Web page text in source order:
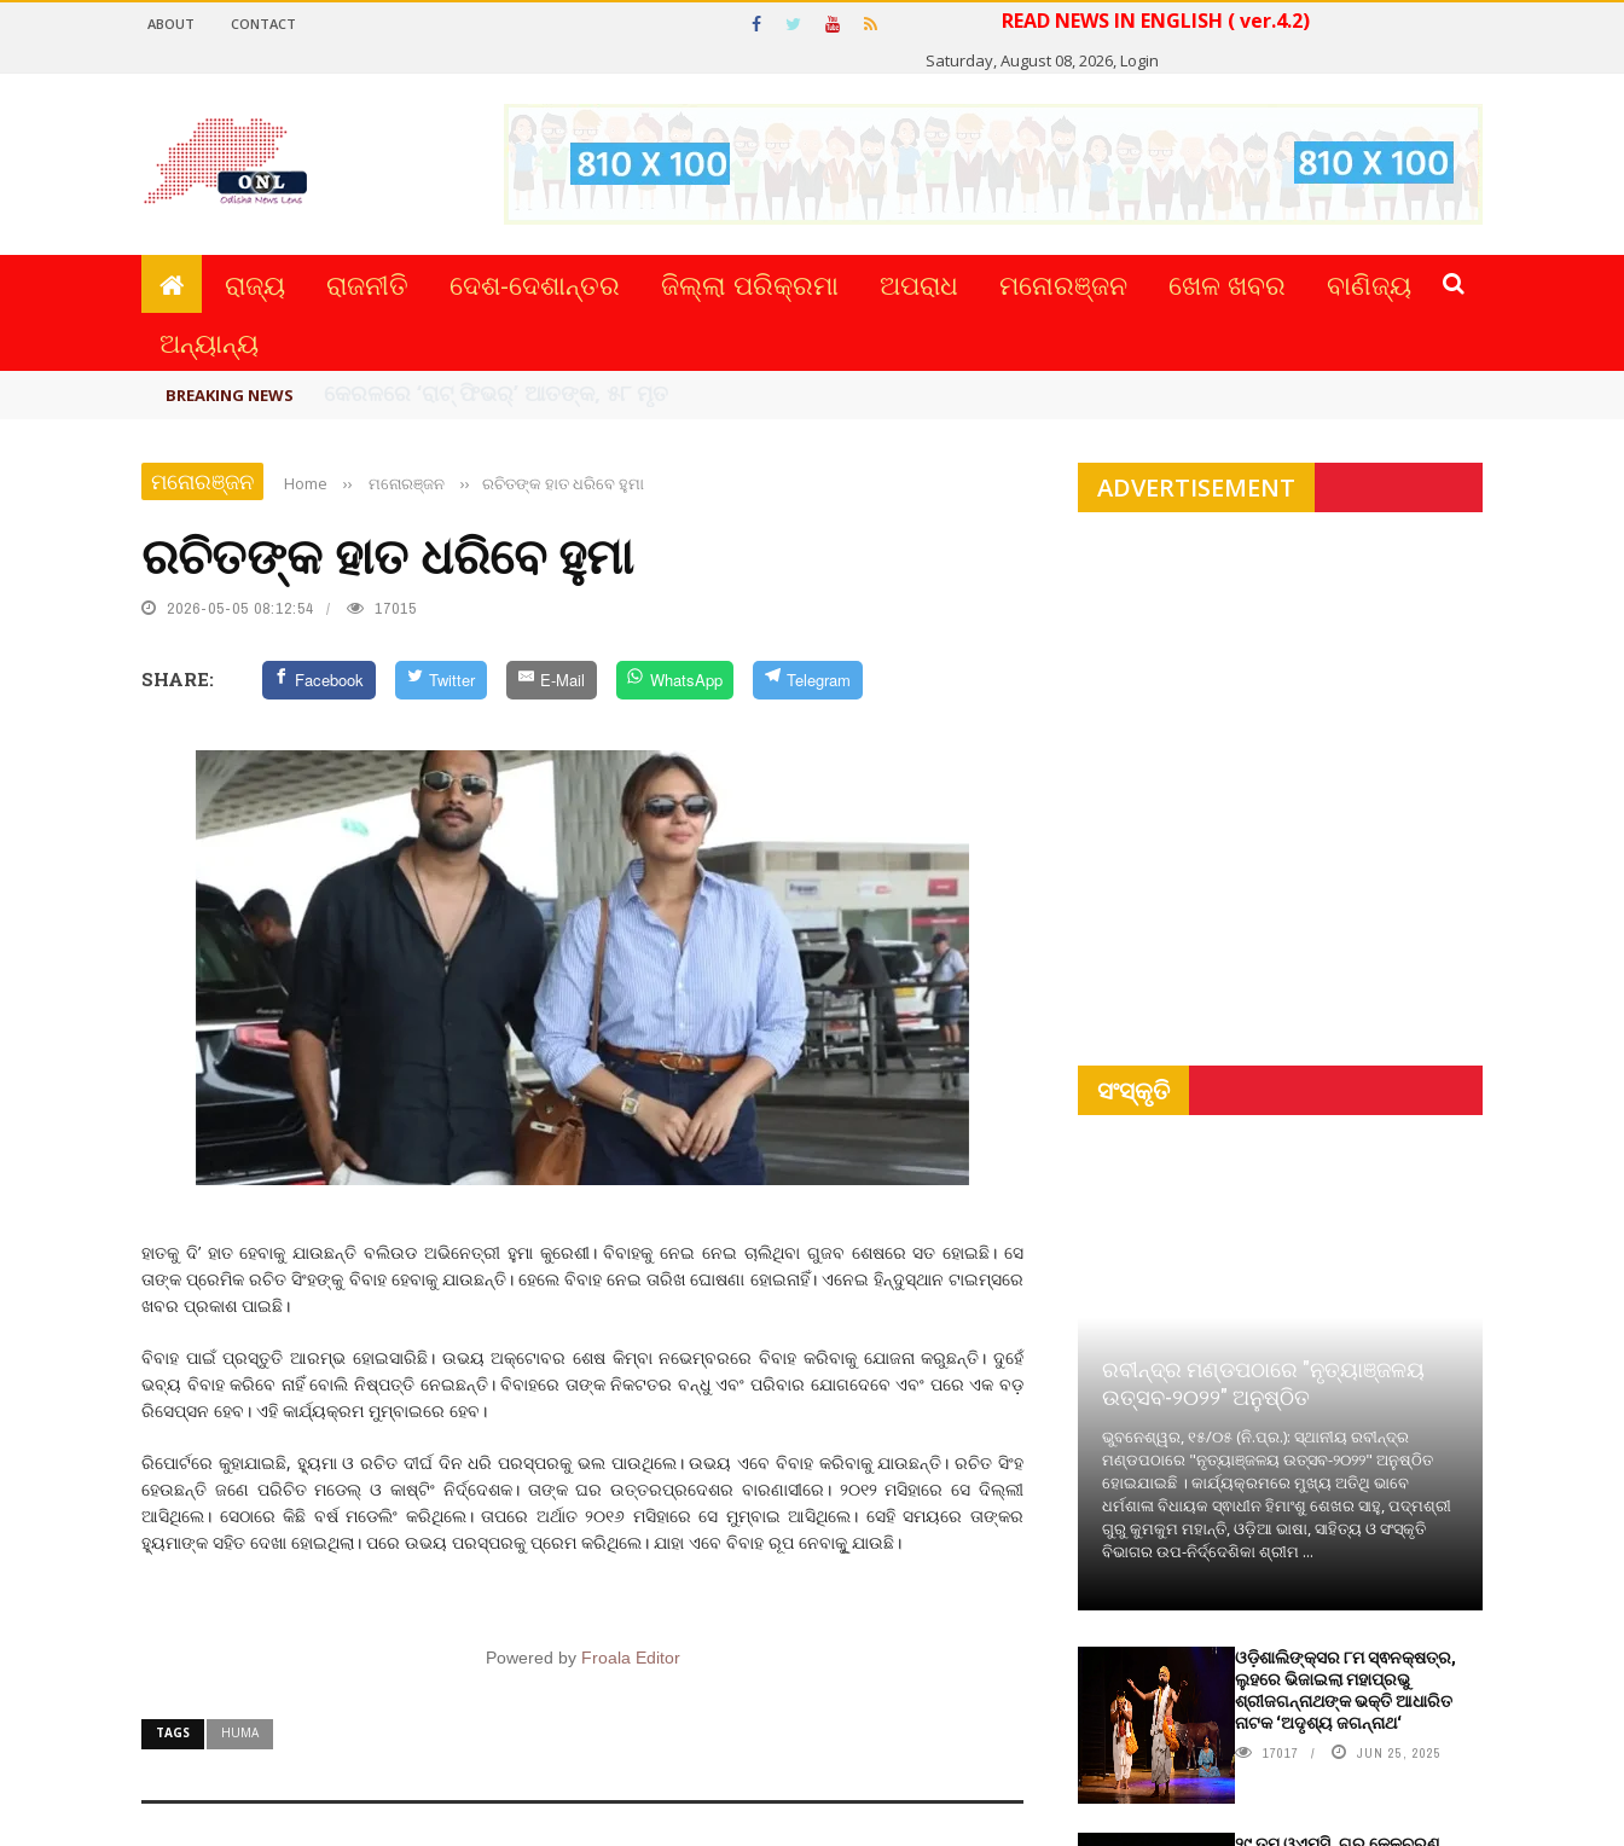
READ NEWS IN ENGLISH ( ver.4.2)
Saturday, August 08, 2026,Login
ABOUT CONTACT
ରାଜ୍ୟ ରାଜନୀତି ଦେଶ-ଦେଶାନ୍ତର ଜିଲ୍ଲା ପରିକ୍ରମା ଅପରାଧ ମନୋରଞ୍ଜନ ଖେଳ ଖବର
ବାଣିଜ୍ୟ
ଅନ୍ୟାନ୍ୟ
BREAKING NEWS
ମନୋରଞ୍ଜନ Home ›› ମନୋରଞ୍ଜନ ›› ରଚିତଙ୍କ ହାତ ଧରିବେ ହୁମା
ରଚିତଙ୍କ ହାତ ଧରିବେ ହୁମା
2026-05-05 08:12:54 17015
SHARE: Facebook Twitter E-Mail WhatsApp Telegram
ହାତକୁ ଦି’ ହାତ ହେବାକୁ ଯାଉଛନ୍ତି ବଲିଉଡ ଅଭିନେତ୍ରୀ ହୁମା କୁରେଶୀ। ବିବାହକୁ ନେଇ ନେଇ ଚାଲିଥିବା ଗୁଜବ ଶେଷରେ ସତ ହୋଇଛି। ସେ
ତାଙ୍କ ପ୍ରେମିକ ରଚିତ ସିଂହଙ୍କୁ ବିବାହ ହେବାକୁ ଯାଉଛନ୍ତି। ହେଲେ ବିବାହ ନେଇ ତାରିଖ ଘୋଷଣା ହୋଇନାହିଁ। ଏନେଇ ହିନ୍ଦୁସ୍ଥାନ ଟାଇମ୍ସରେ
ଖବର ପ୍ରକାଶ ପାଇଛି।
ବିବାହ ପାଇଁ ପ୍ରସ୍ତୁତି ଆରମ୍ଭ ହୋଇସାରିଛି। ଉଭୟ ଅକ୍ଟୋବର ଶେଷ କିମ୍ବା ନଭେମ୍ବରରେ ବିବାହ କରିବାକୁ ଯୋଜନା କରୁଛନ୍ତି। ଦୁହେଁ
ଭବ୍ୟ ବିବାହ କରିବେ ନାହିଁ ବୋଲି ନିଷ୍ପତ୍ତି ନେଇଛନ୍ତି। ବିବାହରେ ତାଙ୍କ ନିକଟତର ବନ୍ଧୁ ଏବଂ ପରିବାର ଯୋଗଦେବେ ଏବଂ ପରେ ଏକ ବଡ଼
ରିସେପ୍ସନ ହେବ। ଏହି କାର୍ଯ୍ୟକ୍ରମ ମୁମ୍ବାଇରେ ହେବ।
ରିପୋର୍ଟରେ କୁହାଯାଇଛି, ହ୍ୟୁମା ଓ ରଚିତ ଦୀର୍ଘ ଦିନ ଧରି ପରସ୍ପରକୁ ଭଲ ପାଉଥିଲେ। ଉଭୟ ଏବେ ବିବାହ କରିବାକୁ ଯାଉଛନ୍ତି। ରଚିତ ସିଂହ
ହେଉଛନ୍ତି ଜଣେ ପରିଚିତ ମଡେଲ୍ ଓ କାଷ୍ଟିଂ ନିର୍ଦ୍ଦେଶକ। ତାଙ୍କ ଘର ଉତ୍ତରପ୍ରଦେଶର ବାରଣାସୀରେ। ୨୦୧୨ ମସିହାରେ ସେ ଦିଲ୍ଲୀ
ଆସିଥିଲେ। ସେଠାରେ କିଛି ବର୍ଷ ମଡେଲିଂ କରିଥିଲେ। ତାପରେ ଅର୍ଥାତ ୨୦୧୬ ମସିହାରେ ସେ ମୁମ୍ବାଇ ଆସିଥିଲେ। ସେହି ସମୟରେ ତାଙ୍କର
ହ୍ୟୁମାଙ୍କ ସହିତ ଦେଖା ହୋଇଥିଲା। ପରେ ଉଭୟ ପରସ୍ପରକୁ ପ୍ରେମ କରିଥିଲେ। ଯାହା ଏବେ ବିବାହ ରୂପ ନେବାକୁୂ ଯାଉଛି।
Powered by Froala Editor
TAGS HUMA
ADVERTISEMENT
ସଂସ୍କୃତି
ରବୀନ୍ଦ୍ର ମଣ୍ଡପଠାରେ "ନୃତ୍ୟାଞ୍ଜଳୟ
ଉତ୍ସବ-୨୦୨୨" ଅନୁଷ୍ଠିତ
ଭୁବନେଶ୍ୱର, ୧୫/୦୫ (ନି.ପ୍ର.): ସ୍ଥାନୀୟ ରବୀନ୍ଦ୍ର
ମଣ୍ଡପଠାରେ "ନୃତ୍ୟାଞ୍ଜଳୟ ଉତ୍ସବ-୨୦୨୨" ଅନୁଷ୍ଠିତ
ହୋଇଯାଇଛି । କାର୍ଯ୍ୟକ୍ରମରେ ମୁଖ୍ୟ ଅତିଥି ଭାବେ
ଧର୍ମଶାଳା ବିଧାୟକ ସ୍ଵାଧୀନ ହିମାଂଶୁ ଶେଖର ସାହୁ, ପଦ୍ମଶ୍ରୀ
ଗୁରୁ କୁମକୁମ ମହାନ୍ତି, ଓଡ଼ିଆ ଭାଷା, ସାହିତ୍ୟ ଓ ସଂସ୍କୃତି
ବିଭାଗର ଉପ-ନିର୍ଦ୍ଦେଶିକା ଶ୍ରୀମ ...
ଓଡ଼ିଶାଲିଙ୍କ୍ସର ୮ମ ସ୍ଵନକ୍ଷତ୍ର,
ଲୁହରେ ଭିଜାଇଲା ମହାପ୍ରଭୁ
ଶ୍ରୀଜଗନ୍ନାଥଙ୍କ ଭକ୍ତି ଆଧାରିତ
ନାଟକ ‘ଅଦୃଶ୍ୟ ଜଗନ୍ନାଥ‘
17017 JUN 25, 2025